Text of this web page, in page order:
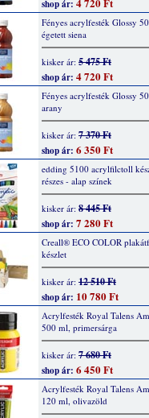
shop ár:
Fényes acrylfesték Glossy
égetett siena
kisker ár: 5 475 Ft
shop ár: 4 720 Ft
Fényes acrylfesték Glossy
arany
kisker ár: 7 370 Ft
shop ár: 6 350 Ft
edding 5100 acrylfilctoll
részes - alap színek
kisker ár: 8 445 Ft
shop ár: 7 280 Ft
Creall® ECO COLOR
készlet
kisker ár: 12 510 Ft
shop ár: 10 780 Ft
Acrylfesték Royal Talens
500 ml, primersárga
kisker ár: 7 680 Ft
shop ár: 6 450 Ft
Acrylfesték Royal Talens
120 ml, olivazöld